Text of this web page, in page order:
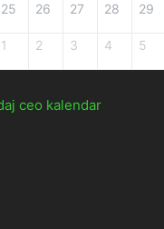
25 26 27 28 29
1 2 3 4 5
ceo kalendar